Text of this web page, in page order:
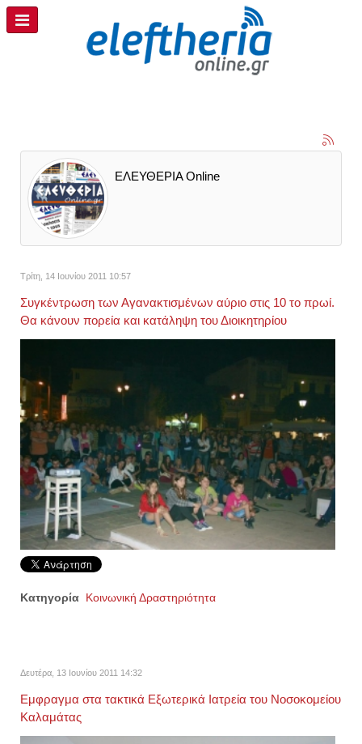
ΕΛΕΥΘΕΡΙΑ Online
Τρίτη, 14 Ιουνίου 2011 10:57
Συγκέντρωση των Αγανακτισμένων αύριο στις 10 το πρωί.
Θα κάνουν πορεία και κατάληψη του Διοικητηρίου
Κατηγορία Κοινωνική Δραστηριότητα
Δευτέρα, 13 Ιουνίου 2011 14:32
Εμφραγμα στα τακτικά Εξωτερικά Ιατρεία του Νοσοκομείου
Καλαμάτας